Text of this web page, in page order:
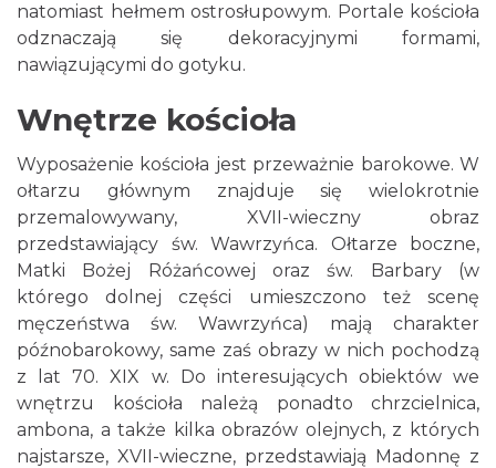
natomiast hełmem ostrosłupowym. Portale kościoła
odznaczają się dekoracyjnymi formami,
nawiązującymi do gotyku.
Wnętrze kościoła
Wyposażenie kościoła jest przeważnie barokowe. W
ołtarzu głównym znajduje się wielokrotnie
przemalowywany, XVII-wieczny obraz
przedstawiający św. Wawrzyńca. Ołtarze boczne,
Matki Bożej Różańcowej oraz św. Barbary (w
którego dolnej części umieszczono też scenę
męczeństwa św. Wawrzyńca) mają charakter
późnobarokowy, same zaś obrazy w nich pochodzą
z lat 70. XIX w. Do interesujących obiektów we
wnętrzu kościoła należą ponadto chrzcielnica,
ambona, a także kilka obrazów olejnych, z których
najstarsze, XVII-wieczne, przedstawiają Madonnę z